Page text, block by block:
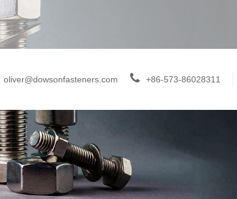
oliver@dowsonfasteners.com +86-573-86028311